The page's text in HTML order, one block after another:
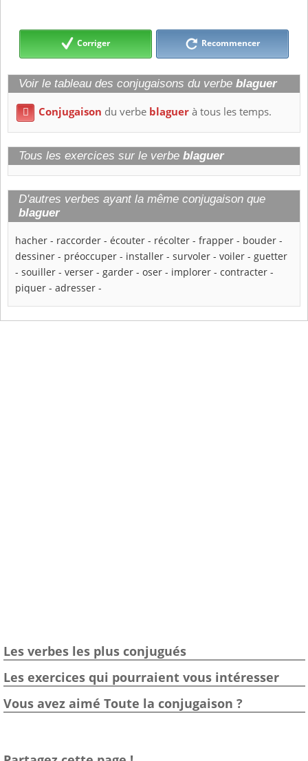
Corriger Recommencer
Voir le tableau des conjugaisons du verbe blaguer
 Conjugaison du verbe blaguerà tous les temps.
Tous les exercices sur le verbe blaguer
D'autres verbes ayant la même conjugaison que
blaguer
hacher - raccorder - écouter - récolter - frapper - bouder -
dessiner - préoccuper - installer - survoler - voiler - guetter
- souiller - verser - garder - oser - implorer - contracter -
piquer - adresser -
Les verbes les plus conjugués
Les exercices qui pourraient vous intéresser
Vous avez aimé Toute la conjugaison ?